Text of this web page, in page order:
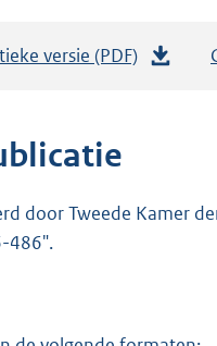
versie (PDF)
n
door Tweede Kamer
486".